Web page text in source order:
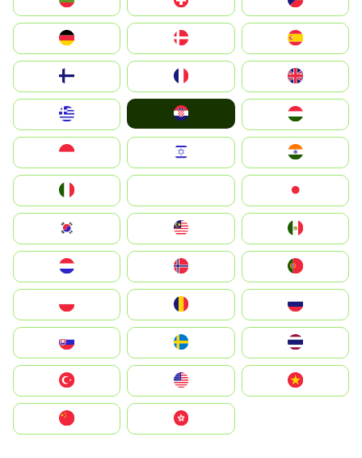
Deutschland
United Kingdom
Magyarország
South Korea
United States
中國香港特別行政區